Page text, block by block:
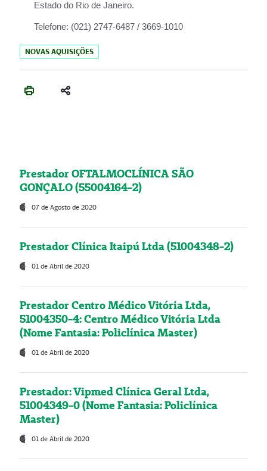
Estado do Rio de Janeiro.
Telefone: (021) 2747-6487 / 3669-1010
NOVAS AQUISIÇÕES
Prestador OFTALMOCLÍNICA SÃO
GONÇALO (55004164-2)
07 de Agosto de 2020
Prestador Clínica Itaipú Ltda (51004348-2)
01 de Abril de 2020
Prestador Centro Médico Vitória Ltda,
51004350-4: Centro Médico Vitória Ltda
(Nome Fantasia: Policlínica Master)
01 de Abril de 2020
Prestador: Vipmed Clínica Geral Ltda,
51004349-0 (Nome Fantasia: Policlínica
Master)
01 de Abril de 2020